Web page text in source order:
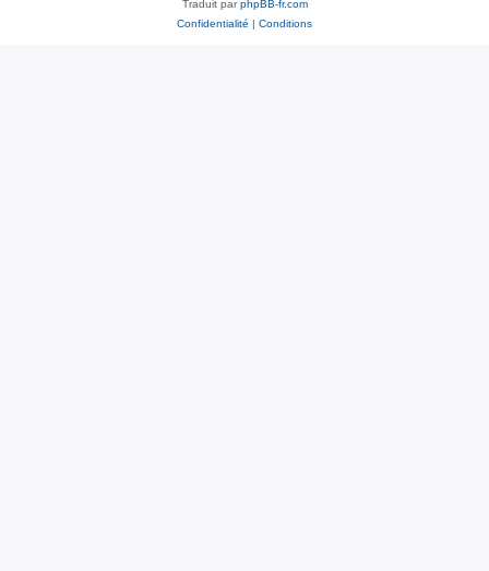
Traduit parphpBB-fr.com
Confidentialité | Conditions